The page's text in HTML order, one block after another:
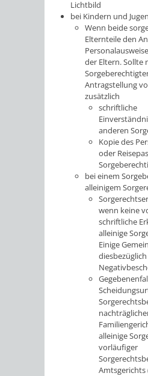
Lichtbild
bei Kindern und
Wenn beide
Elternteile den
der Eltern. Sollte
Antragstellung
zusätzlich
schriftliche
anderen
Kopie des
oder
bei einem
alleinigem
wenn keine
schriftliche
alleinige
Einige
diesbezüglich
alleinige
vorläufiger
Amtsgerichts